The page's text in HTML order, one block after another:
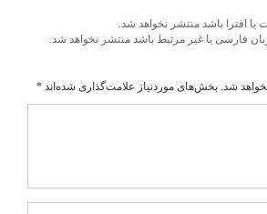
یا افترا باشد منتشر نخواهد شد.
فارسی یا غیر مرتبط باشد منتشر نخواهد شد.
شد. بخش‌های موردنیاز علامت‌گذاری شده‌اند *